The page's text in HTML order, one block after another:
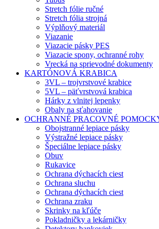
Stretch fólie ručné
Stretch fólia strojná
Výplňový materiál
Viazanie
Viazacie pásky PES
Viazacie spony, ochranné rohy
Vrecká na sprievodné dokumenty
KARTÓNOVÁ KRABICA
3VL – trojvrstvové krabice
5VL – päťvrstvová krabica
Hárky z vlnitej lepenky
Obaly na sťahovanie
OCHRANNÉ PRACOVNÉ
Obojstranné lepiace pásky
Výstražné lepiace pásky
Špeciálne lepiace pásky
Obuv
Rukavice
Ochrana dýchacích ciest
Ochrana sluchu
Ochrana dýchacích ciest
Ochrana zraku
Skrinky na kľúče
Pokladničky a lekárničky